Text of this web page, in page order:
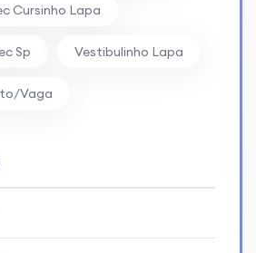
Cursinho Lapa
Sp Vestibulinho Lapa
vaga